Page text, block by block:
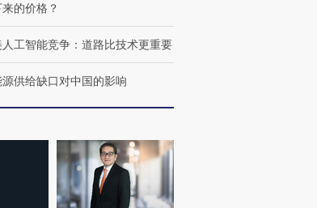
视线｜被称为“蟑螂”的印
度Z世代 用街头抗争将教
育部长拱下台
视线｜“入侵”还是“人道危
机”？难民潮撕裂西班牙
飞地休达
【特别呈现】寻找100种
有意思的生活方式·第三对
【商旅对话】华住集团
CFO：不靠规模取胜，华
住三大增长引擎是什么？
的价格？
工智能竞争：道路比技术更重要
供给缺口对中国的影响